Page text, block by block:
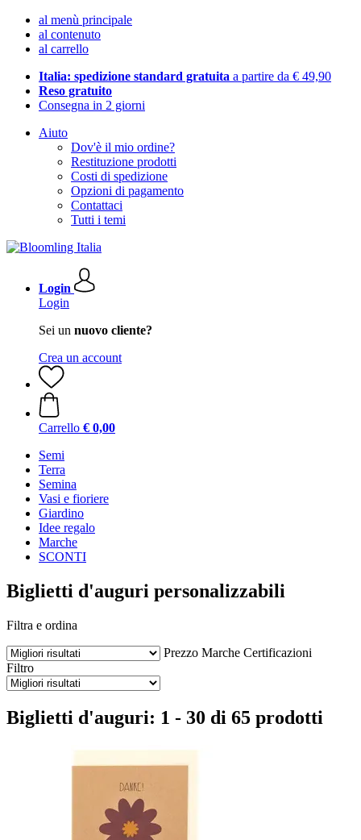
al menù principale
al contenuto
al carrello
Italia: spedizione standard gratuita a partire da € 49,90
Reso gratuito
Consegna in 2 giorni
Aiuto
Dov'è il mio ordine?
Restituzione prodotti
Costi di spedizione
Opzioni di pagamento
Contattaci
Tutti i temi
Login
Login
Sei un nuovo cliente?
Crea un account
Carrello € 0,00
Semi
Terra
Semina
Vasi e fioriere
Giardino
Idee regalo
Marche
SCONTI
Biglietti d'auguri personalizzabili
Filtra e ordina
Prezzo Marche Certificazioni
Filtro
Biglietti d'auguri: 1 - 30 di 65 prodotti